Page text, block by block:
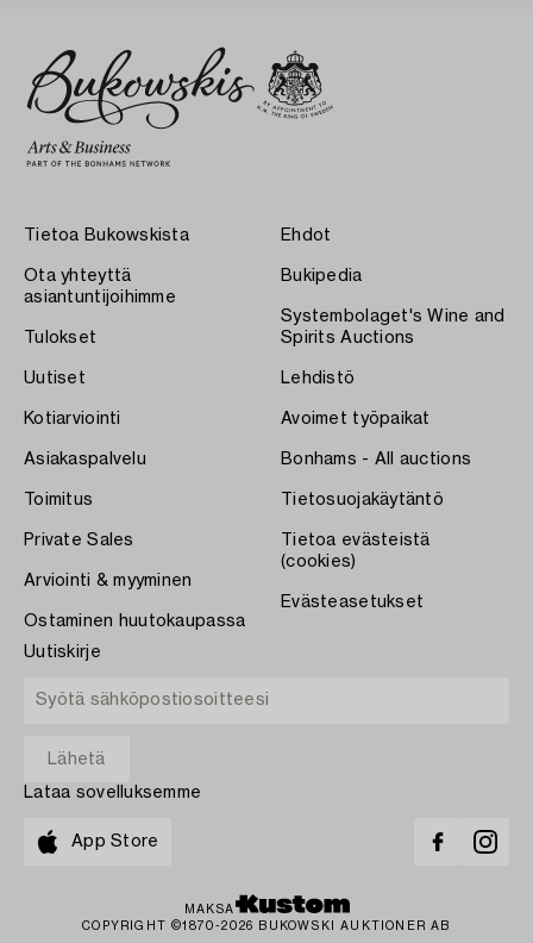
Tietoa Bukowskista
Ota yhteyttä
asiantuntijoihimme
Tulokset
Uutiset
Kotiarviointi
Asiakaspalvelu
Toimitus
Private Sales
Arviointi & myyminen
Ostaminen huutokaupassa
Ehdot
Bukipedia
Systembolaget's Wine and
Spirits Auctions
Lehdistö
Avoimet työpaikat
Bonhams - All auctions
Tietosuojakäytäntö
Tietoa evästeistä
(cookies)
Evästeasetukset
Uutiskirje
Lataa sovelluksemme
App Store
MAKSA
COPYRIGHT ©1870-2026 BUKOWSKI AUKTIONER AB